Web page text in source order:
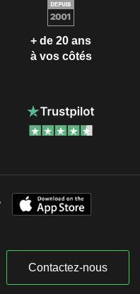
+ de 20 ans
à vos côtés
Contactez-nous